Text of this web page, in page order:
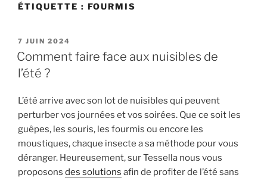
ÉTIQUETTE : FOURMIS
POSTED
ON
7 JUIN 2024
Comment faire face aux nuisibles de
l’été ?
L’été arrive avec son lot de nuisibles qui peuvent
perturber vos journées et vos soirées. Que ce soit les
guêpes, les souris, les fourmis ou encore les
moustiques, chaque insecte a sa méthode pour vous
déranger. Heureusement, sur Tessella nous vous
proposons des solutions afin de profiter de l’été sans